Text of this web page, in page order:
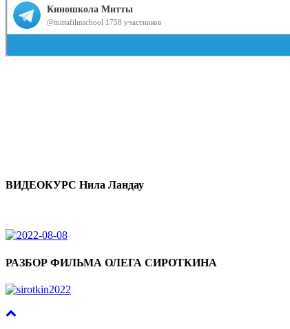
ВИДЕОКУРС Нила Ландау
РАЗБОР ФИЛЬМА ОЛЕГА СИРОТКИНА